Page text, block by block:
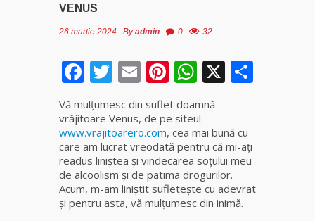
Vrăjitoarea
Anastasia
leacuri
vrăjitoare
VENUS
26 martie 2024 Byadmin 0 32
Facebook
Twitter
EmailPinterest
WhatsApp
X
Vă mulţumesc din suflet doamnă
vrăjitoare Venus, de pe siteul
www.vrajitoarero.com, cea mai bună cu
care am lucrat vreodată pentru că mi-aţi
readus liniştea şi vindecarea soţului meu
de alcoolism și de patima drogurilor.
Acum, m-am liniștit sufletește cu adevrat
și pentru asta, vă mulțumesc din inimă.